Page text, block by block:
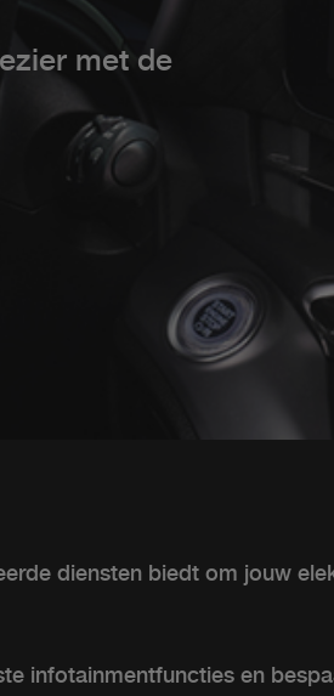
met de
diensten biedt om jouw
infotainmentfuncties en